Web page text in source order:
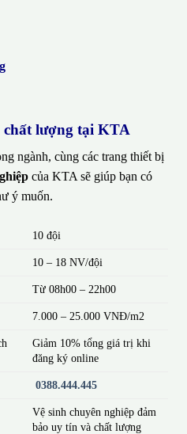
chất lượng tại KTA
ngành, cùng các trang thiết bị
của KTA sẽ giúp bạn có
ý muốn.
10 đội
10 – 18 NV/đội
Từ 08h00 – 22h00
7.000 – 25.000 VNĐ/m2
Giảm 10% tổng giá trị khi
đăng ký online
0388.444.445
Vệ sinh chuyên nghiệp đảm
bảo uy tín và chất lượng